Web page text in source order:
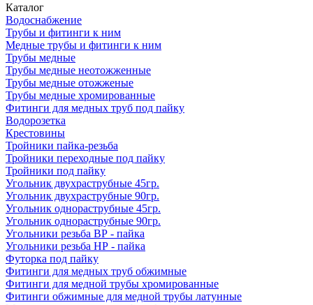
Каталог
Водоснабжение
Трубы и фитинги к ним
Медные трубы и фитинги к ним
Трубы медные
Трубы медные неотожженные
Трубы медные отожженые
Трубы медные хромированные
Фитинги для медных труб под пайку
Водорозетка
Крестовины
Тройники пайка-резьба
Тройники переходные под пайку
Тройники под пайку
Угольник двухраструбные 45гр.
Угольник двухраструбные 90гр.
Угольник однораструбные 45гр.
Угольник однораструбные 90гр.
Угольники резьба ВР - пайка
Угольники резьба НР - пайка
Футорка под пайку
Фитинги для медных труб обжимные
Фитинги для медной трубы хромированные
Фитинги обжимные для медной трубы латунные